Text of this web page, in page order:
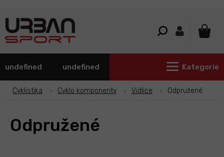
undefined undefined Kategorie
Cyklistika Cyklo komponenty Vidlice Odpružené
Odpružené